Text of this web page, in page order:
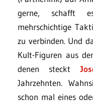
gerne, schafft
mehrschichtige
zu verbinden. Und
Kult-Figuren aus
denen steckt
Jahrzehnten.
schon mal eines